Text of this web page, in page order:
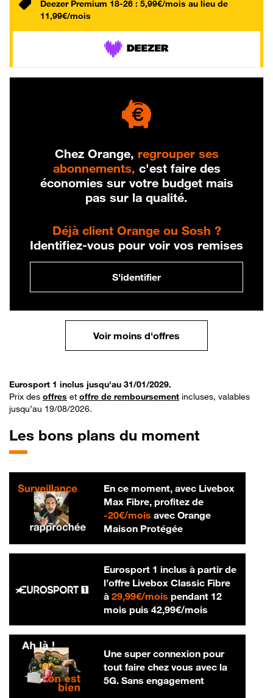
Deezer Premium 18-26 : 5,99€/mois au lieu de
11,99€/mois
Chez Orange, regrouper ses
abonnements, c'est faire des
économies sur votre budget mais
pas sur la qualité.
Déjà client Orange ou Sosh ?
Identifiez-vous pour voir vos remises
S'identifier
Voir moins d'offres
Eurosport 1 inclus jusqu'au 31/01/2029.
Prix des offres et offre de remboursement incluses, valables
jusqu’au 19/08/2026.
Les bons plans du moment
En ce moment, avec Livebox
Max Fibre, profitez de
-20€/mois20 € par mois
avec Orange
Maison Protégée
Eurosport 1 inclus à partir de
l’offre Livebox Classic Fibre
à 29,99€/mois29,99 € par mois
pendant 12
mois puis 42,99€/mois42,99 € par
Une super connexion pour
tout faire chez vous avec la
5G. Sans engagement